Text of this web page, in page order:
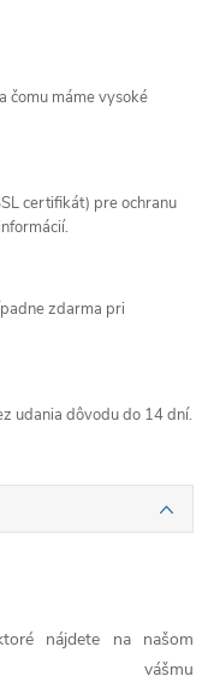
čomu máme vysoké
certifikát) pre ochranu
zdarma pri
udania dôvodu do 14 dní.
nájdete na našom
vášmu